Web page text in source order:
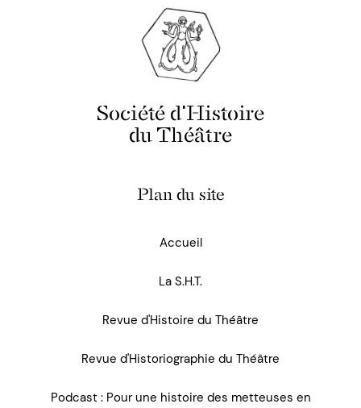
Société d'Histoire
du Théâtre
Plan du site
Accueil
La S.H.T.
Revue d'Histoire du Théâtre
Revue d'Historiographie du Théâtre
Podcast : Pour une histoire des metteuses en